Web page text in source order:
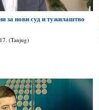
за нови суд и тужилаштво
(Tanjug)